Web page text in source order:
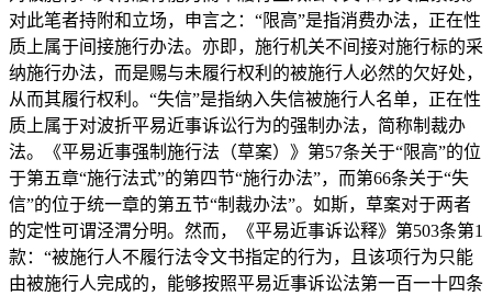
对此笔者持附和立场，申言之：“限高”是指消费办法，正在性
质上属于间接施行办法。亦即，施行机关不间接对施行标的采
纳施行办法，而是赐与未履行权利的被施行人必然的欠好处，
从而其履行权利。“失信”是指纳入失信被施行人名单，正在性
质上属于对波折平易近事诉讼行为的强制办法，简称制裁办
法。《平易近事强制施行法（草案）》第57条关于“限高”的位
于第五章“施行法式”的第四节“施行办法”，而第66条关于“失
信”的位于统一章的第五节“制裁办法”。如斯，草案对于两者
的定性可谓泾渭分明。然而，《平易近事诉讼释》第503条第1
款：“被施行人不履行法令文书指定的行为，且该项行为只能
由被施行人完成的，能够按照平易近事诉讼法第一百一十四条